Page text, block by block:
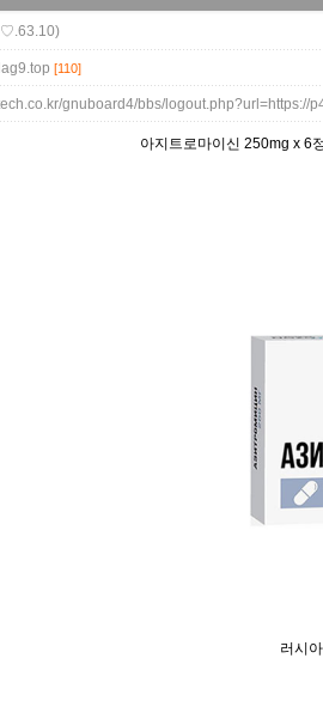
[110]
gnuboard4/bbs/logout.php?url=https://
아지트로마이신 250mg x 6
러시